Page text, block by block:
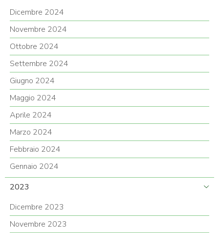
Dicembre 2024
Novembre 2024
Ottobre 2024
Settembre 2024
Giugno 2024
Maggio 2024
Aprile 2024
Marzo 2024
Febbraio 2024
Gennaio 2024
2023
Dicembre 2023
Novembre 2023